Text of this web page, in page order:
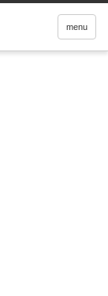
menu